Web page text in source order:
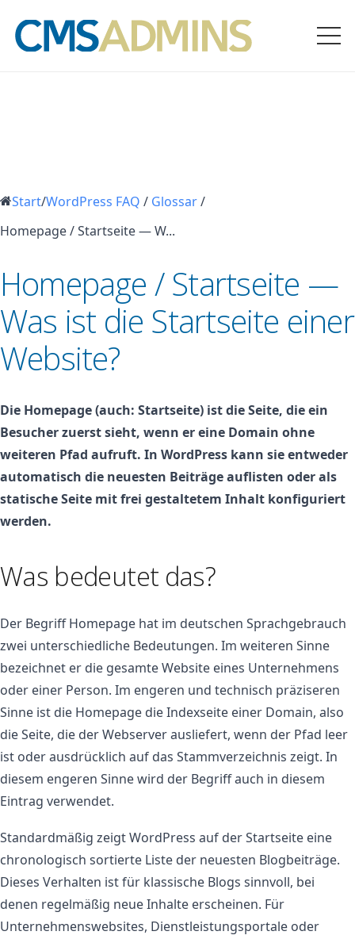
Start/WordPress FAQ / Glossar/
Homepage / Startseite — W...
Homepage / Startseite —
Was ist die Startseite einer
Website?
Die Homepage (auch: Startseite) ist die Seite, die ein
Besucher zuerst sieht, wenn er eine Domain ohne
weiteren Pfad aufruft. In WordPress kann sie entweder
automatisch die neuesten Beiträge auflisten oder als
statische Seite mit frei gestaltetem Inhalt konfiguriert
werden.
Was bedeutet das?
Der Begriff Homepage hat im deutschen Sprachgebrauch
zwei unterschiedliche Bedeutungen. Im weiteren Sinne
bezeichnet er die gesamte Website eines Unternehmens
oder einer Person. Im engeren und technisch präziseren
Sinne ist die Homepage die Indexseite einer Domain, also
die Seite, die der Webserver ausliefert, wenn der Pfad leer
ist oder ausdrücklich auf das Stammverzeichnis zeigt. In
diesem engeren Sinne wird der Begriff auch in diesem
Eintrag verwendet.
Standardmäßig zeigt WordPress auf der Startseite eine
chronologisch sortierte Liste der neuesten Blogbeiträge.
Dieses Verhalten ist für klassische Blogs sinnvoll, bei
denen regelmäßig neue Inhalte erscheinen. Für
Unternehmenswebsites, Dienstleistungsportale oder